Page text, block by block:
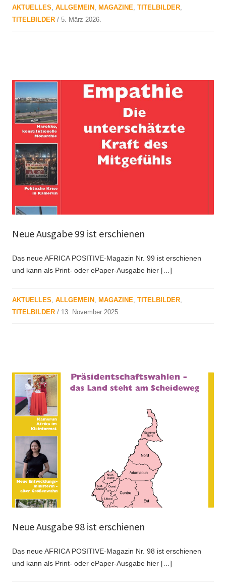
AKTUELLES ALLGEMEIN MAGAZINE TITELBILDER
TITELBILDER / 5. März 2026
Neue Ausgabe 99 ist erschienen
Das neue AFRICA POSITIVE-Magazin Nr. 99 ist erschienen
und kann als Print- oder ePaper-Ausgabe hier […]
AKTUELLES, ALLGEMEIN , MAGAZINE, TITELBILDER,
TITELBILDER / 13. November 2025.
Neue Ausgabe 98 ist erschienen
Das neue AFRICA POSITIVE-Magazin Nr. 98 ist erschienen
und kann als Print- oder ePaper-Ausgabe hier […]